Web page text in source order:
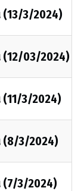
(13/3/2024)
(12/03/2024)
(11/3/2024)
(8/3/2024)
(7/3/2024)